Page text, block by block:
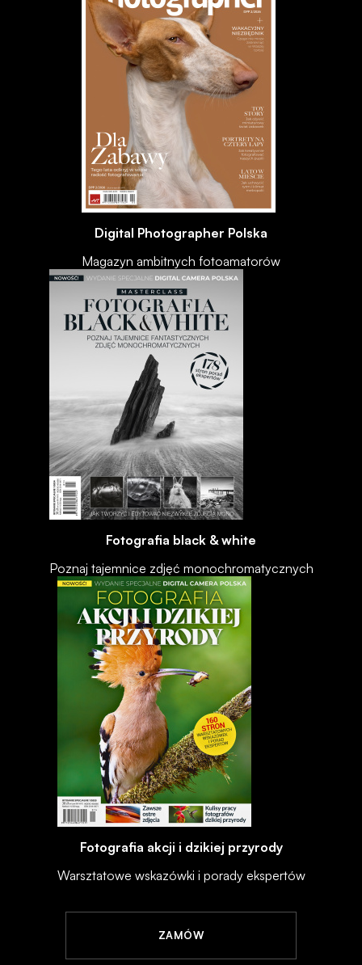
Digital Photographer Polska
Magazyn ambitnych fotoamatorów
Fotografia black & white
Poznaj tajemnice zdjęć monochromatycznych
Fotografia akcji i dzikiej przyrody
Warsztatowe wskazówki i porady ekspertów
ZAMÓW